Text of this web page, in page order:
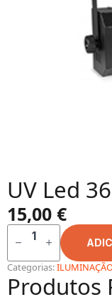
UV Led
15,00 €
QUANTIDADE
UV
36
X
3W
Categorias:ILUMINAÇÃO
Produtos